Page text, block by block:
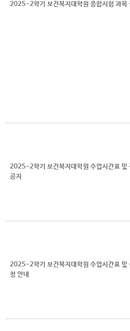
2025-2학기 보건복지대학원 종합시험 과목
2025-2학기 보건복지대학원 수업시간표 및
공지
2025-2학기 보건복지대학원 수업시간표 및
청 안내